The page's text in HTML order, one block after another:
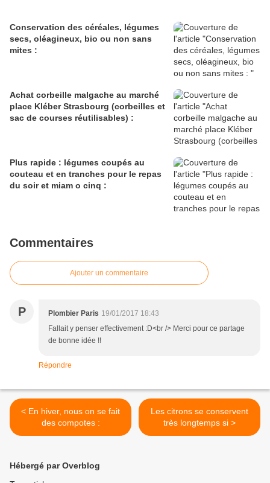
Conservation des céréales, légumes
secs, oléagineux, bio ou non sans
mites :
Achat corbeille malgache au marché
place Kléber Strasbourg (corbeilles et
sac de courses réutilisables) :
Plus rapide : légumes coupés au
couteau et en tranches pour le repas
du soir et miam o cinq :
Commentaires
Ajouter un commentaire
P Plombier Paris 19/01/2017 18:43
Fallait y penser effectivement :D<br /> Merci pour ce partage
de bonne idée !!
Répondre
< En hiver, nous on se fait
des compotes :
Les citrons se conservent
très longtemps si >
Hébergé par Overblog